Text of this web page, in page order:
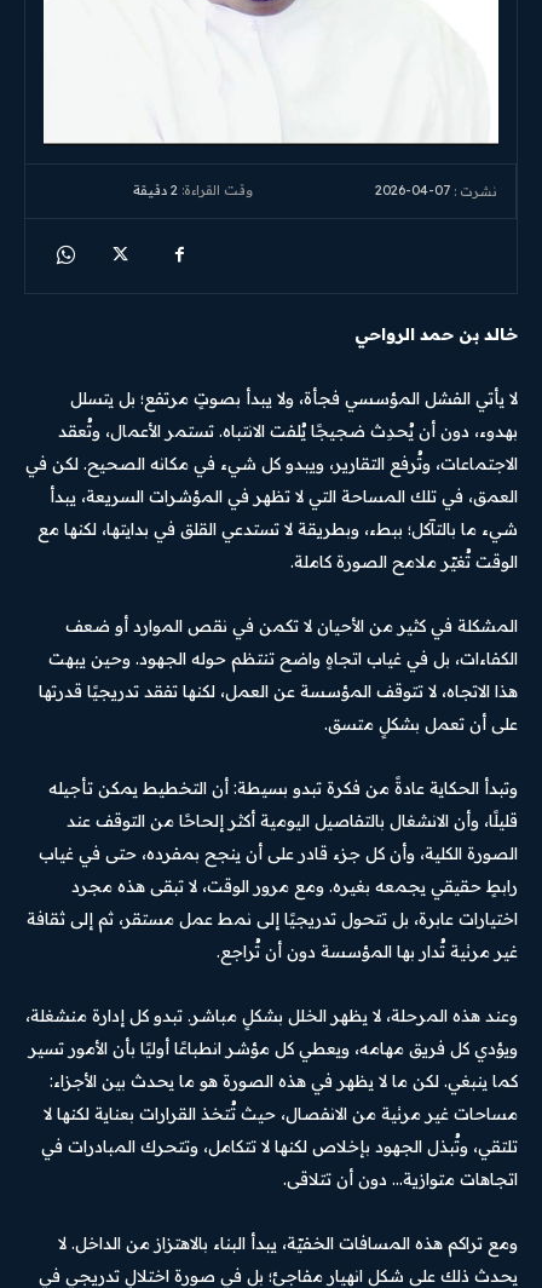
نشرت : 2026-04-07 وقت القراءة: 2 دقيقة
خالد بن حمد الرواحي
لا يأتي الفشل المؤسسي فجأة، ولا يبدأ بصوتٍ مرتفع؛ بل يتسلل
بهدوء، دون أن يُحدِث ضجيجًا يُلفت الانتباه. تستمر الأعمال، وتُعقد
الاجتماعات، وتُرفع التقارير، ويبدو كل شيء في مكانه الصحيح. لكن في
العمق، في تلك المساحة التي لا تظهر في المؤشرات السريعة، يبدأ
شيء ما بالتآكل؛ ببطء، وبطريقة لا تستدعي القلق في بدايتها، لكنها مع
الوقت تُغيّر ملامح الصورة كاملة.
المشكلة في كثير من الأحيان لا تكمن في نقص الموارد أو ضعف
الكفاءات، بل في غياب اتجاهٍ واضح تنتظم حوله الجهود. وحين يبهت
هذا الاتجاه، لا تتوقف المؤسسة عن العمل، لكنها تفقد تدريجيًا قدرتها
على أن تعمل بشكلٍ متسق.
وتبدأ الحكاية عادةً من فكرة تبدو بسيطة: أن التخطيط يمكن تأجيله
قليلًا، وأن الانشغال بالتفاصيل اليومية أكثر إلحاحًا من التوقف عند
الصورة الكلية، وأن كل جزء قادر على أن ينجح بمفرده، حتى في غياب
رابطٍ حقيقي يجمعه بغيره. ومع مرور الوقت، لا تبقى هذه مجرد
اختيارات عابرة، بل تتحول تدريجيًا إلى نمط عمل مستقر، ثم إلى ثقافة
غير مرئية تُدار بها المؤسسة دون أن تُراجع.
وعند هذه المرحلة، لا يظهر الخلل بشكلٍ مباشر. تبدو كل إدارة منشغلة،
ويؤدي كل فريق مهامه، ويعطي كل مؤشر انطباعًا أوليًا بأن الأمور تسير
كما ينبغي. لكن ما لا يظهر في هذه الصورة هو ما يحدث بين الأجزاء:
مساحات غير مرئية من الانفصال، حيث تُتخذ القرارات بعناية لكنها لا
تلتقي، وتُبذل الجهود بإخلاص لكنها لا تتكامل، وتتحرك المبادرات في
اتجاهات متوازية… دون أن تتلاقى.
ومع تراكم هذه المسافات الخفيّة، يبدأ البناء بالاهتزاز من الداخل. لا
يحدث ذلك على شكل انهيار مفاجئ؛ بل في صورة اختلالٍ تدريجي في